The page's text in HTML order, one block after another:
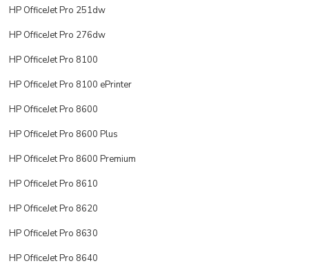
HP OfficeJet Pro 251dw
HP OfficeJet Pro 276dw
HP OfficeJet Pro 8100
HP OfficeJet Pro 8100 ePrinter
HP OfficeJet Pro 8600
HP OfficeJet Pro 8600 Plus
HP OfficeJet Pro 8600 Premium
HP OfficeJet Pro 8610
HP OfficeJet Pro 8620
HP OfficeJet Pro 8630
HP OfficeJet Pro 8640